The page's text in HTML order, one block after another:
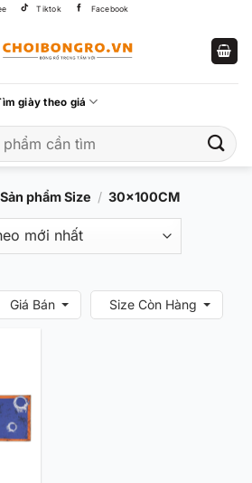
Tiktok Facebook
giày theo giá
Sản phẩm Size / 30x100CM
Giá Bán Size Còn Hàng